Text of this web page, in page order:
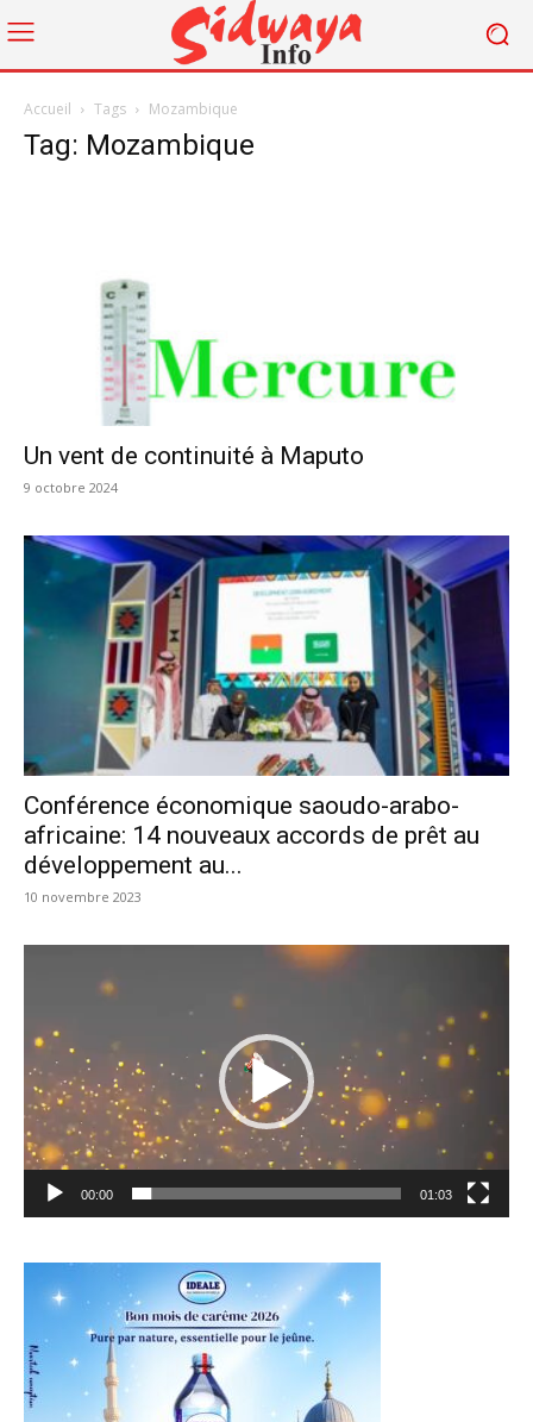
Accueil Tags Mozambique
Tag: Mozambique
Un vent de continuité à Maputo
9 octobre 2024
Conférence économique saoudo-arabo-
africaine: 14 nouveaux accords de prêt au
développement au...
10 novembre 2023
00:00 01:03